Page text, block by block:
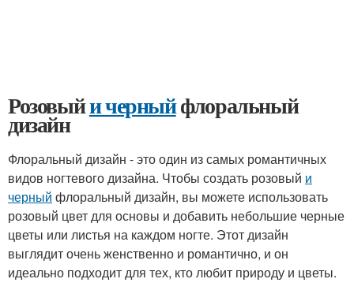
Розовыйи черныйфлоральный
дизайн
Флоральный дизайн - это один из самых романтичных
видов ногтевого дизайна. Чтобы создать розовый и
черный флоральный дизайн, вы можете использовать
розовый цвет для основы и добавить небольшие черные
цветы или листья на каждом ногте. Этот дизайн
выглядит очень женственно и романтично, и он
идеально подходит для тех, кто любит природу и цветы.